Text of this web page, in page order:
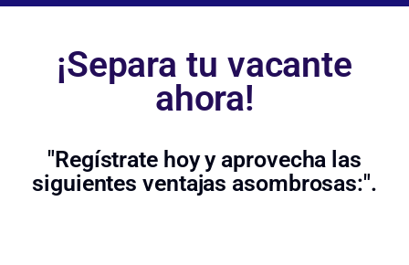
¡Separa tu vacante
ahora!
"Regístrate hoy y aprovecha las
siguientes ventajas asombrosas:".